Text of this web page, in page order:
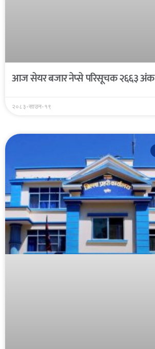
आज सेयर बजार नेप्से परिसूचक २६६३
२०८३-साउन-१९